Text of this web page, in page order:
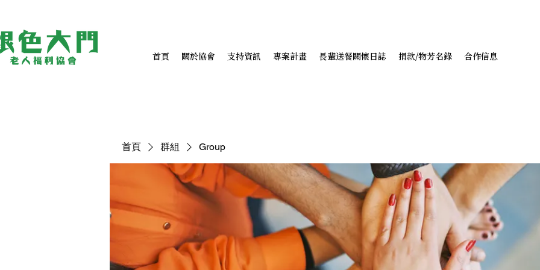
首頁 關於協會 支持資訊 專案計畫 長輩送餐關懷日誌 捐款/物芳名錄 合作信息
首頁 群組 Group